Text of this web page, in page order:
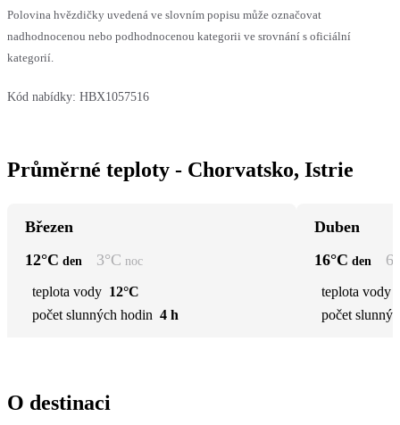
Polovina hvězdičky uvedená ve slovním popisu může označovat
nadhodnocenou nebo podhodnocenou kategorii ve srovnání s oficiální
kategorií.
Kód nabídky: HBX1057516
Průměrné teploty - Chorvatsko, Istrie
Březen
12°C den 3°C noc
teplota vody 12°C
počet slunných hodin 4 h
Duben
16°C den 6
teplota vody
počet
O destinaci